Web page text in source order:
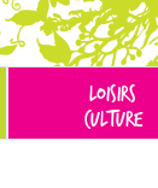
LOISIRS
CULTURE